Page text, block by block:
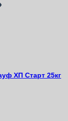
ХП Старт 25кг